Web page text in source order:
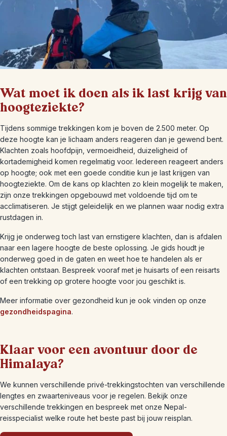
Wat moet ik doen als ik last krijg van
hoogteziekte?
Tijdens sommige trekkingen kom je boven de 2.500 meter. Op
deze hoogte kan je lichaam anders reageren dan je gewend bent.
Klachten zoals hoofdpijn, vermoeidheid, duizeligheid of
kortademigheid komen regelmatig voor. Iedereen reageert anders
op hoogte; ook met een goede conditie kun je last krijgen van
hoogteziekte. Om de kans op klachten zo klein mogelijk te maken,
zijn onze trekkingen opgebouwd met voldoende tijd om te
acclimatiseren. Je stijgt geleidelijk en we plannen waar nodig extra
rustdagen in.
Krijg je onderweg toch last van ernstigere klachten, dan is afdalen
naar een lagere hoogte de beste oplossing. Je gids houdt je
onderweg goed in de gaten en weet hoe te handelen als er
klachten ontstaan. Bespreek vooraf met je huisarts of een reisarts
of een trekking op grotere hoogte voor jou geschikt is.
Meer informatie over gezondheid kun je ook vinden op onze
gezondheidspagina.
Klaar voor een avontuur door de
Himalaya?
We kunnen verschillende privé-trekkingstochten van verschillende
lengtes en zwaarteniveaus voor je regelen. Bekijk onze
verschillende trekkingen en bespreek met onze Nepal-
reisspecialist welke route het beste past bij jouw reisplan.